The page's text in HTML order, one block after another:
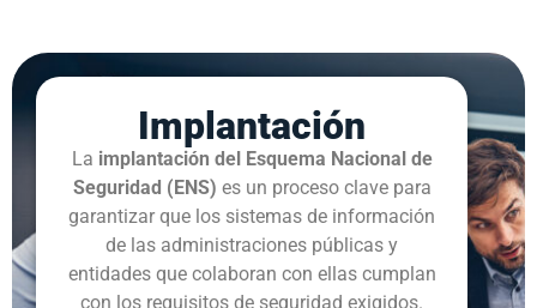
Implantación
La implantación del Esquema Nacional de
Seguridad (ENS) es un proceso clave para
garantizar que los sistemas de información
de las administraciones públicas y
entidades que colaboran con ellas cumplan
con los requisitos de seguridad exigidos.